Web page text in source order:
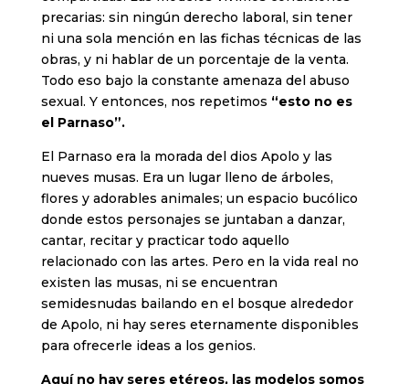
precarias: sin ningún derecho laboral, sin tener
ni una sola mención en las fichas técnicas de las
obras, y ni hablar de un porcentaje de la venta.
Todo eso bajo la constante amenaza del abuso
sexual. Y entonces, nos repetimos “esto no es
el Parnaso”.
El Parnaso era la morada del dios Apolo y las
nueves musas. Era un lugar lleno de árboles,
flores y adorables animales; un espacio bucólico
donde estos personajes se juntaban a danzar,
cantar, recitar y practicar todo aquello
relacionado con las artes. Pero en la vida real no
existen las musas, ni se encuentran
semidesnudas bailando en el bosque alrededor
de Apolo, ni hay seres eternamente disponibles
para ofrecerle ideas a los genios.
Aquí no hay seres etéreos, las modelos somos